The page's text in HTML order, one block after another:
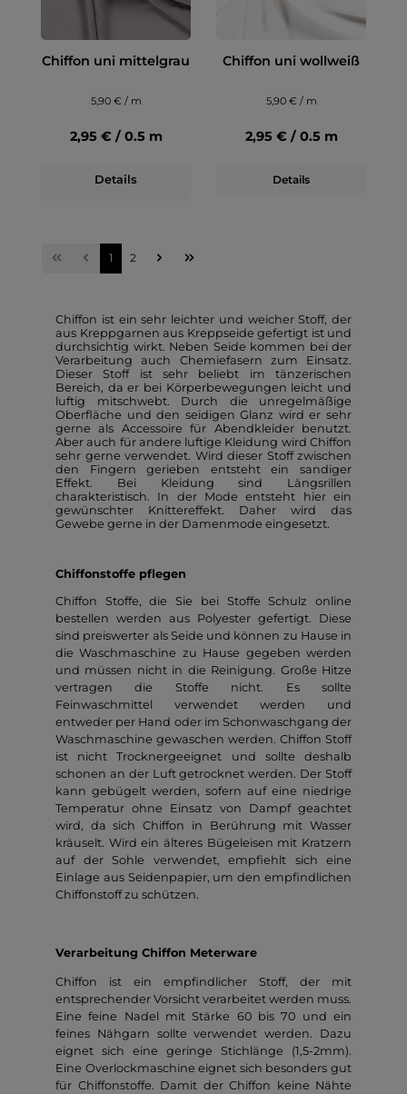
Chiffon uni mittelgrau
5,90 € / m
2,95 € / 0.5 m
Details
Chiffon uni wollweiß
5,90 € / m
2,95 € / 0.5 m
Details
1 2
Chiffon ist ein sehr leichter und weicher Stoff, der
aus Kreppgarnen aus Kreppseide gefertigt ist und
durchsichtig wirkt. Neben Seide kommen bei der
Verarbeitung auch Chemiefasern zum Einsatz.
Dieser Stoff ist sehr beliebt im tänzerischen
Bereich, da er bei Körperbewegungen leicht und
luftig mitschwebt. Durch die unregelmäßige
Oberfläche und den seidigen Glanz wird er sehr
gerne als Accessoire für Abendkleider benutzt.
Aber auch für andere luftige Kleidung wird Chiffon
sehr gerne verwendet. Wird dieser Stoff zwischen
den Fingern gerieben entsteht ein sandiger
Effekt. Bei Kleidung sind Längsrillen
charakteristisch. In der Mode entsteht hier ein
gewünschter Knittereffekt. Daher wird das
Gewebe gerne in der Damenmode eingesetzt.
Chiffonstoffe pflegen
Chiffon Stoffe, die Sie bei Stoffe Schulz online
bestellen werden aus Polyester gefertigt. Diese
sind preiswerter als Seide und können zu Hause in
die Waschmaschine zu Hause gegeben werden
und müssen nicht in die Reinigung. Große Hitze
vertragen die Stoffe nicht. Es sollte
Feinwaschmittel verwendet werden und
entweder per Hand oder im Schonwaschgang der
Waschmaschine gewaschen werden. Chiffon Stoff
ist nicht Trocknergeeignet und sollte deshalb
schonen an der Luft getrocknet werden. Der Stoff
kann gebügelt werden, sofern auf eine niedrige
Temperatur ohne Einsatz von Dampf geachtet
wird, da sich Chiffon in Berührung mit Wasser
kräuselt. Wird ein älteres Bügeleisen mit Kratzern
auf der Sohle verwendet, empfiehlt sich eine
Einlage aus Seidenpapier, um den empfindlichen
Chiffonstoff zu schützen.
Verarbeitung Chiffon Meterware
Chiffon ist ein empfindlicher Stoff, der mit
entsprechender Vorsicht verarbeitet werden muss.
Eine feine Nadel mit Stärke 60 bis 70 und ein
feines Nähgarn sollte verwendet werden. Dazu
eignet sich eine geringe Stichlänge (1,5-2mm).
Eine Overlockmaschine eignet sich besonders gut
für Chiffonstoffe. Damit der Chiffon keine Nähte